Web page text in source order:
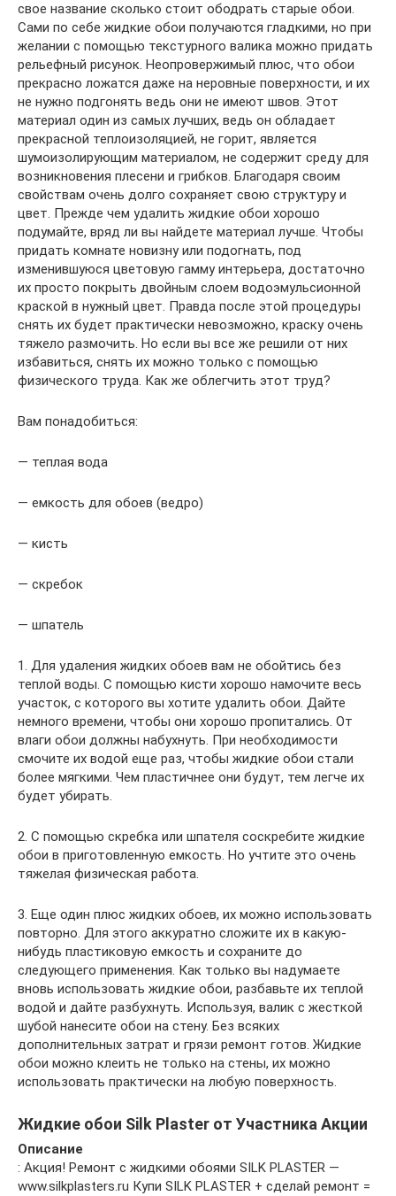
свое название сколько стоит ободрать старые обои.
Сами по себе жидкие обои получаются гладкими, но при
желании с помощью текстурного валика можно придать
рельефный рисунок. Неопровержимый плюс, что обои
прекрасно ложатся даже на неровные поверхности, и их
не нужно подгонять ведь они не имеют швов. Этот
материал один из самых лучших, ведь он обладает
прекрасной теплоизоляцией, не горит, является
шумоизолирующим материалом, не содержит среду для
возникновения плесени и грибков. Благодаря своим
свойствам очень долго сохраняет свою структуру и
цвет. Прежде чем удалить жидкие обои хорошо
подумайте, вряд ли вы найдете материал лучше. Чтобы
придать комнате новизну или подогнать, под
изменившуюся цветовую гамму интерьера, достаточно
их просто покрыть двойным слоем водоэмульсионной
краской в нужный цвет. Правда после этой процедуры
снять их будет практически невозможно, краску очень
тяжело размочить. Но если вы все же решили от них
избавиться, снять их можно только с помощью
физического труда. Как же облегчить этот труд?
Вам понадобиться:
— теплая вода
— емкость для обоев (ведро)
— кисть
— скребок
— шпатель
1. Для удаления жидких обоев вам не обойтись без
теплой воды. С помощью кисти хорошо намочите весь
участок, с которого вы хотите удалить обои. Дайте
немного времени, чтобы они хорошо пропитались. От
влаги обои должны набухнуть. При необходимости
смочите их водой еще раз, чтобы жидкие обои стали
более мягкими. Чем пластичнее они будут, тем легче их
будет убирать.
2. С помощью скребка или шпателя соскребите жидкие
обои в приготовленную емкость. Но учтите это очень
тяжелая физическая работа.
3. Еще один плюс жидких обоев, их можно использовать
повторно. Для этого аккуратно сложите их в какую-
нибудь пластиковую емкость и сохраните до
следующего применения. Как только вы надумаете
вновь использовать жидкие обои, разбавьте их теплой
водой и дайте разбухнуть. Используя, валик с жесткой
шубой нанесите обои на стену. Без всяких
дополнительных затрат и грязи ремонт готов. Жидкие
обои можно клеить не только на стены, их можно
использовать практически на любую поверхность.
Жидкие обои Silk Plaster от Участника Акции
Описание
: Акция! Ремонт с жидкими обоями SILK PLASTER —
www.silkplasters.ru Купи SILK PLASTER + сделай ремонт =